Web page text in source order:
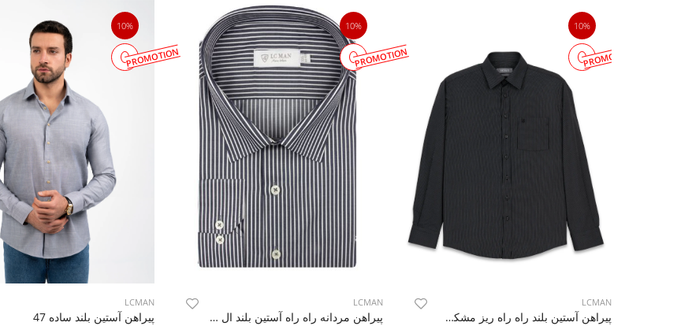
10%
PROMOTION
LCMAN
پیراهن آستین بلند راه راه ریز مشکی ال سی من 6
10%
PROMOTION
LCMAN
پیراهن مردانه راه راه آستین بلند ال سی من 148
10%
PROMOTION
LCMAN
پیراهن آستین بلند ساده 47